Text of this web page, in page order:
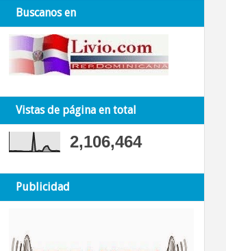
Buscanos en
Vistas de página en total
2,106,464
Publicidad